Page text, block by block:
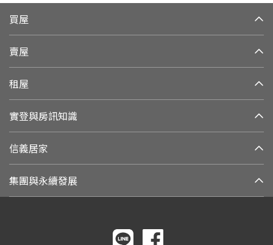
買屋
賣屋
租屋
實登與房訊知識
信義居家
集團與永續發展